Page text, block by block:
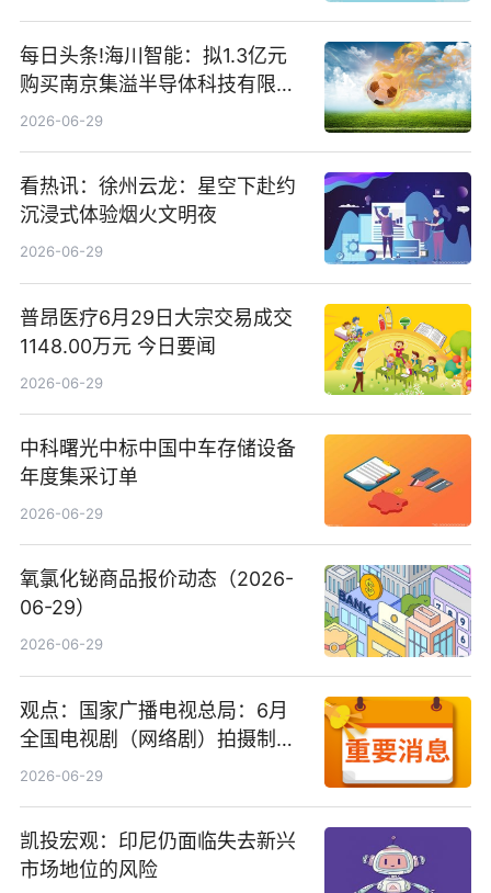
每日头条!海川智能：拟1.3亿元
购买南京集溢半导体科技有限公
司15.3%股权
2026-06-29
看热讯：徐州云龙：星空下赴约
沉浸式体验烟火文明夜
2026-06-29
普昂医疗6月29日大宗交易成交
1148.00万元 今日要闻
2026-06-29
中科曙光中标中国中车存储设备
年度集采订单
2026-06-29
氧氯化铋商品报价动态（2026-
06-29）
2026-06-29
观点：国家广播电视总局：6月
全国电视剧（网络剧）拍摄制作
备案公示剧目197部
2026-06-29
凯投宏观：印尼仍面临失去新兴
市场地位的风险